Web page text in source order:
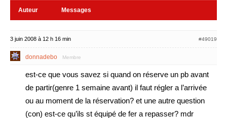
Auteur Messages
3 juin 2008 à 12 h 16 min #49019
donnadebo Membre
est-ce que vous savez si quand on réserve un pb avant
de partir(genre 1 semaine avant) il faut régler a l’arrivée
ou au moment de la réservation? et une autre question
(con) est-ce qu’ils st équipé de fer a repasser? mdr